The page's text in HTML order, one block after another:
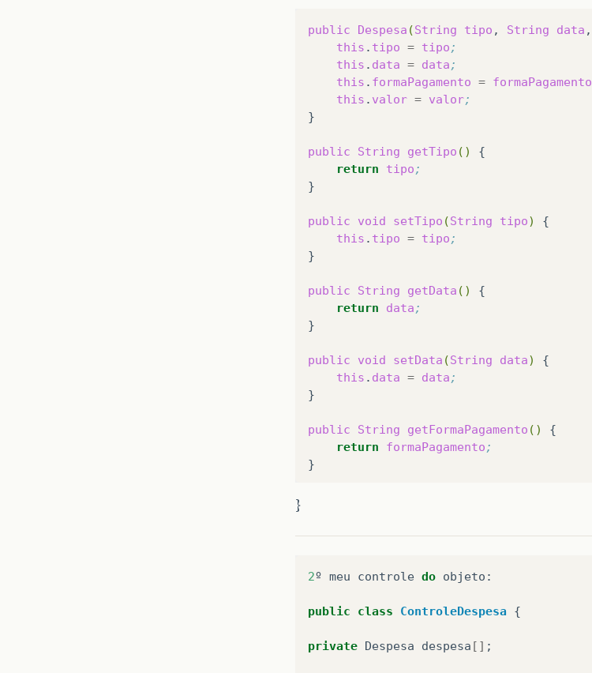
public Despesa (String tipo , String data ,
this . tipo = tipo;
this . data = data;
this . formaPagamento = formaPagamento
this . valor = valor;
}
public String getTipo ()
return
tipo;
}
public void setTipo (String tipo)
this . tipo = tipo;
}
public String getData ()
return
data;
}
public void setData (String data)
this . data = data;
}
public String getFormaPagamento ()
return
formaPagamento;
}
}
public
valor valor
}
2º meu controle do objeto :
public class ControleDespesa {
private Despesa despesa [] ;